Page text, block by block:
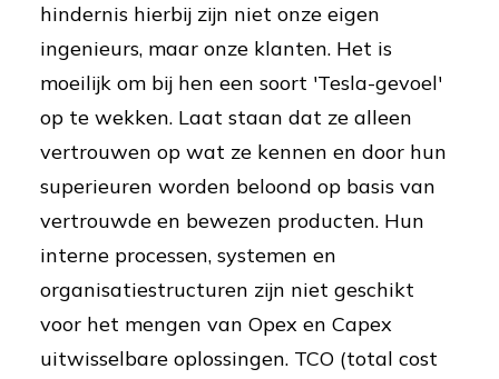
hindernis hierbij zijn niet onze eigen
ingenieurs, maar onze klanten. Het is
moeilijk om bij hen een soort 'Tesla-gevoel'
op te wekken. Laat staan dat ze alleen
vertrouwen op wat ze kennen en door hun
superieuren worden beloond op basis van
vertrouwde en bewezen producten. Hun
interne processen, systemen en
organisatiestructuren zijn niet geschikt
voor het mengen van Opex en Capex
uitwisselbare oplossingen. TCO (total cost